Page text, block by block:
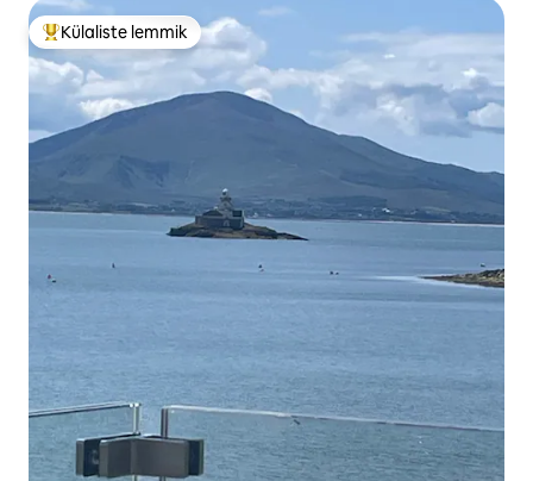
Külaliste suur lemmik
Külaliste lemmik